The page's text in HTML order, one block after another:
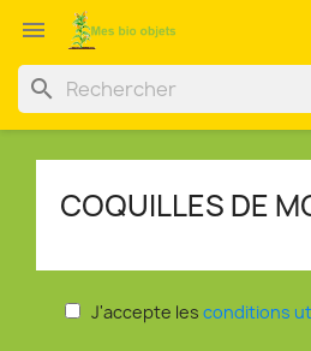

search
COQUILLES DE
J'accepte les conditions